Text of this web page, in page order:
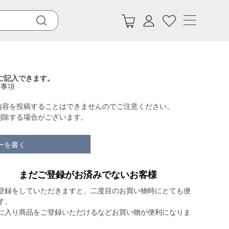
入できます。
項
を投稿することはできませんのでご注意ください。
する場合がございます。
を書く
まだご登録がお済みでないお客様
録をしていただきますと、二度目のお買い物時にとても便
。
入り商品をご登録いただけるなどお買い物が便利になりま